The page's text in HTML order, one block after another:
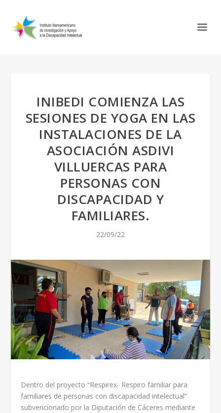
INIBEDI COMIENZA LAS
SESIONES DE YOGA EN LAS
INSTALACIONES DE LA
ASOCIACIÓN ASDIVI
VILLUERCAS PARA
PERSONAS CON
DISCAPACIDAD Y
FAMILIARES.
22/09/22
Dentro del proyecto “Respirex- Respiro familiar para
familiares de personas con discapacidad intelectual”
subvencionado por la Diputación de Cáceres mediante